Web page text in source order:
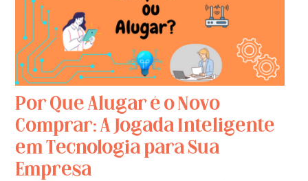
Por Que Alugar é o Novo
Comprar: A Jogada Inteligente
em Tecnologia para Sua
Empresa